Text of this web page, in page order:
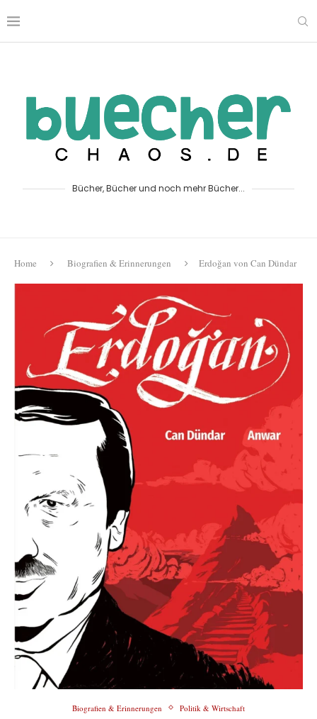
Bücher, Bücher und noch mehr Bücher...
Home Biografien & Erinnerungen Erdoğan von Can Dündar
Biografien & Erinnerungen Politik & Wirtschaft